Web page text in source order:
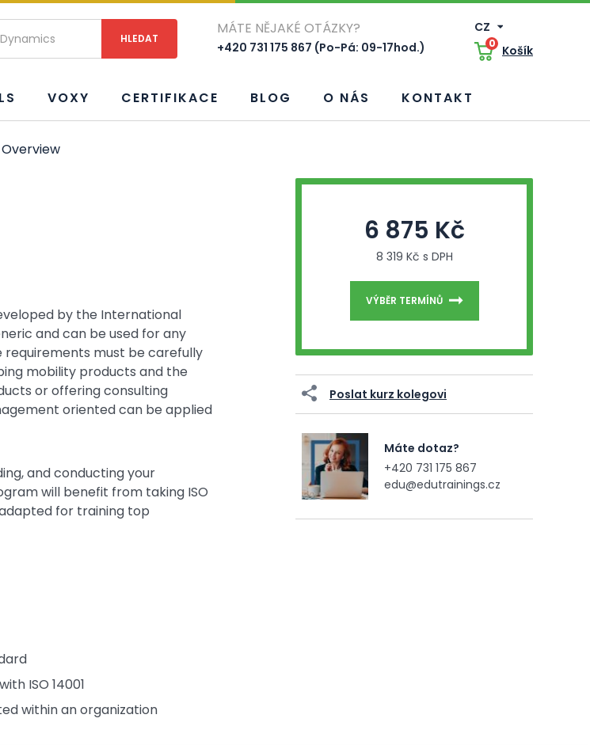
MÁTE NĚJAKÉ OTÁZKY?
+420 731 175 867 (Po-Pá: 09-17hod.)
CZ
0 Košík
VOXY CERTIFIKACE BLOG O NÁS KONTAKT
Overview
by the International
and can be used for any
requirements must be carefully
mobility products and the
or offering consulting
oriented can be applied
and conducting your
will benefit from taking ISO
adapted for training top
ISO 14001
within an organization
6 875 Kč
8 319 Kč s DPH
VÝBĚR TERMÍNŮ
Poslat kurz kolegovi
Máte dotaz?
+420 731 175 867
edu@edutrainings.cz